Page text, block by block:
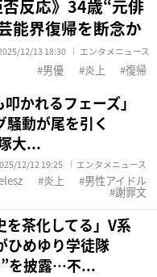
否反応》34歳“元俳
能界復帰を断念か
12/13 18:30 エンタメニュース
男優 炎上 復帰
叩かれるフェーズ」
動が尾を引く
大...
12/12 19:25 エンタメニュース
炎上 男性アイドル
謝罪文
を茶化してる」V系
ひめゆり学徒隊
を披露…不...